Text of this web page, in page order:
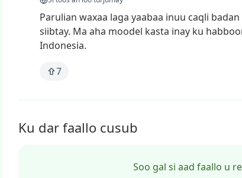
Parulian waxaa laga yaabaa inuu caqli badan
siibtay. Ma aha moodel kasta inay ku
Indonesia.
7
Ku dar faallo cusub
Soo gal si aad faallo u